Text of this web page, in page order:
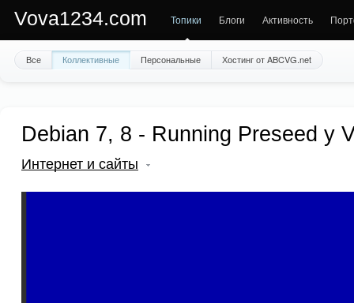
Vova1234.com Топики Блоги Активность
Все Коллективные Персональные Хостинг от ABCVG.net
Debian 7, 8 - Running Preseed у
Интернет и сайты